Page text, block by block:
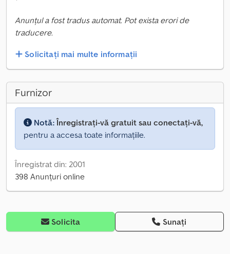
Anunțul a fost tradus automat. Pot exista erori de
traducere.
Solicitați mai multe informații
Furnizor
Notă:Înregistrați-vă gratuit sau conectați-vă,
pentru a accesa toate informațiile.
Înregistrat din: 2001
398 Anunțuri online
Solicita Sunați